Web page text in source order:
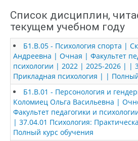
Список дисциплин,
текущем учебном году
Б1.В.05 - Психология спорта |
Андреевна | Очная | Факультет
психологии | 2022 | 2025-2026 | |
Прикладная психология | |
Б1.В.01 - Персонология и
Коломиец Ольга Васильевна |
Факультет педагогики и
| 37.04.01 Психология:
Полный курс обучения